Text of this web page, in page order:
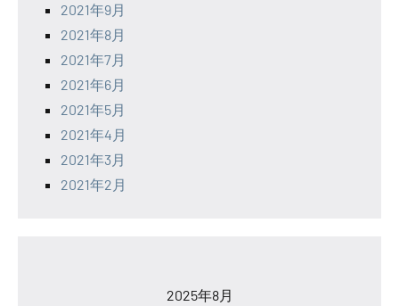
2021年9月
2021年8月
2021年7月
2021年6月
2021年5月
2021年4月
2021年3月
2021年2月
2025年8月